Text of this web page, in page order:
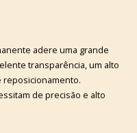
adere uma grande
transparência, um alto
de precisão e alto